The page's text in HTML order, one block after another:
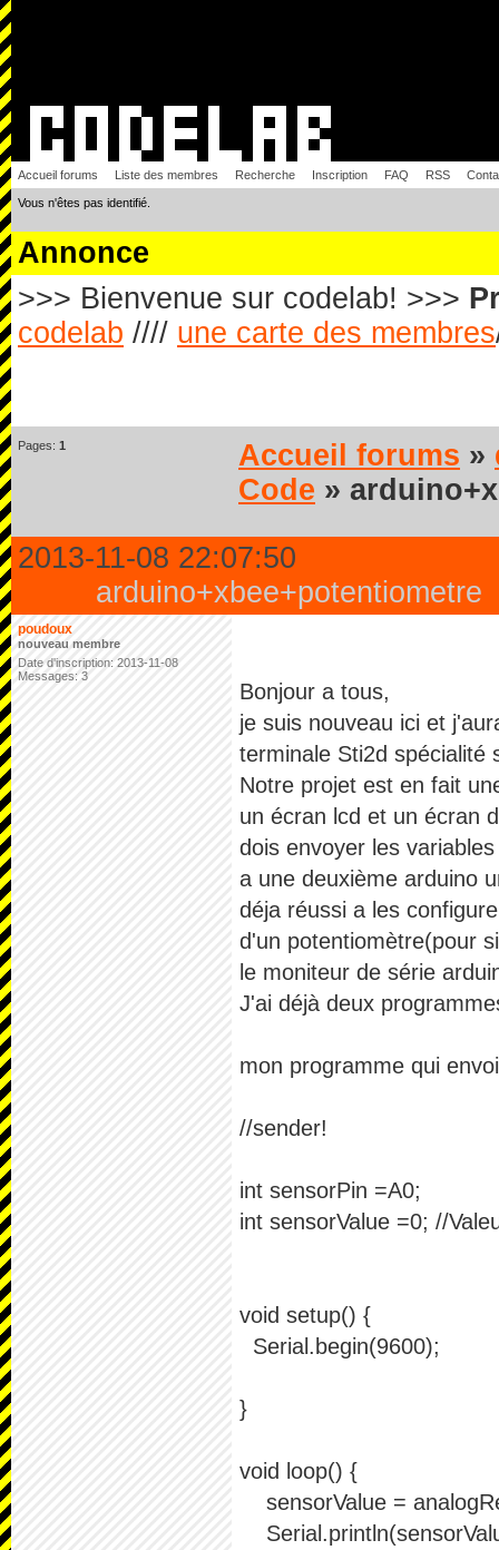
Accueil forums Liste des membres Recherche Inscription FAQ RSS
Vous n'êtes pas identifié.
Annonce
>>> Bienvenue sur codelab! >>>
codelab //// une carte des membres
Pages: 1 Accueil forums »
Code »
2013-11-08 22:07:50
arduino+xbee+potentiometre
poudoux
nouveau membre
Date d'inscription: 2013-11-08
Messages: 3
Bonjour a tous,
je suis nouveau ici et
terminale Sti2d spécialité
Notre projet est en fait
un écran lcd et un écran
dois envoyer les
a une deuxième arduino
déja réussi a les
d'un potentiomètre(pour
le moniteur de série
J'ai déjà deux
mon programme qui
//sender!
int sensorPin =A0;
int sensorValue =0; //
void setup() {
Serial.begin(9600);
}
void loop() {
sensorValue =